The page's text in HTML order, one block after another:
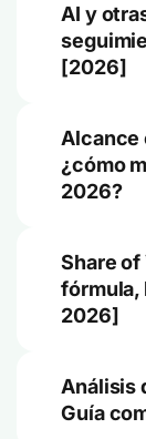
AI y
[2026]
Alcance
¿cómo
2026?
Share
fórmula,
2026]
Análisis
Guía